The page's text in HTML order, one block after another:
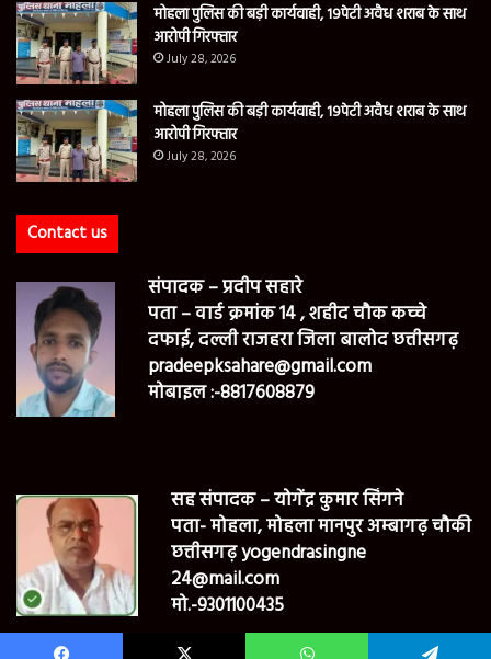
मोहला पुलिस की बड़ी कार्यवाही, 19पेटी अवैध शराब के साथ
आरोपी गिरफ्तार
July 28, 2026
मोहला पुलिस की बड़ी कार्यवाही, 19पेटी अवैध शराब के साथ
आरोपी गिरफ्तार
July 28, 2026
Contact us
संपादक – प्रदीप सहारे
पता – वार्ड क्रमांक 14 , शहीद चौक कच्चे
दफाई, दल्ली राजहरा जिला बालोद छत्तीसगढ़
pradeepksahare@gmail.com
मोबाइल :-8817608879
सह संपादक – योगेंद्र कुमार सिंगने
पता- मोहला, मोहला मानपुर अम्बागढ़ चौकी
छत्तीसगढ़ yogendrasingne
24@mail.com
मो.-9301100435